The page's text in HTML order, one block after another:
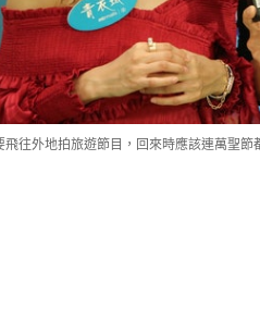
飛往外地拍旅遊節目，回來時應該連萬聖節